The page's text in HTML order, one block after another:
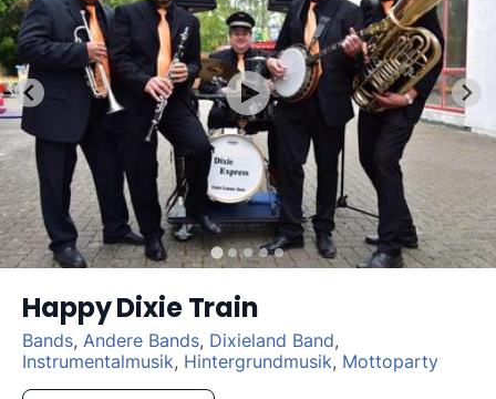
Happy Dixie Train
Bands, Andere Bands, Dixieland Band,
Instrumentalmusik, Hintergrundmusik, Mottoparty